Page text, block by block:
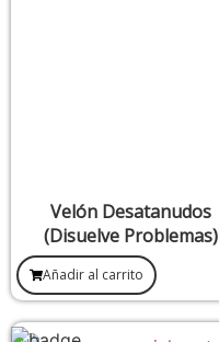
Velón Desatanudos
(Disuelve Problemas)
Añadir al carrito